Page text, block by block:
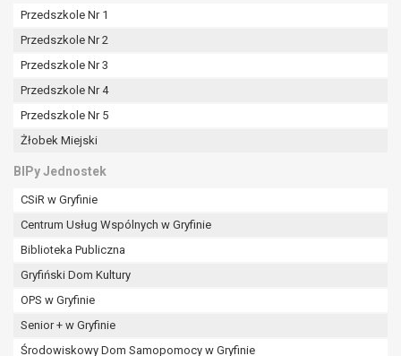
Przedszkole Nr 1
Przedszkole Nr 2
Przedszkole Nr 3
Przedszkole Nr 4
Przedszkole Nr 5
Żłobek Miejski
BIPy Jednostek
CSiR w Gryfinie
Centrum Usług Wspólnych w Gryfinie
Biblioteka Publiczna
Gryfiński Dom Kultury
OPS w Gryfinie
Senior + w Gryfinie
Środowiskowy Dom Samopomocy w Gryfinie